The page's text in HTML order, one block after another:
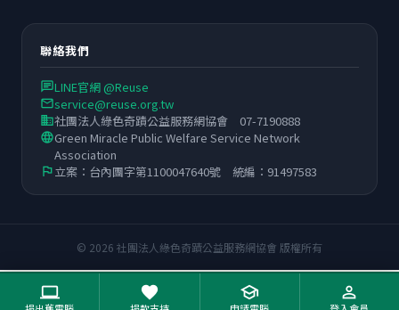
聯絡我們
chatLINE官網 @Reuse
emailservice@reuse.org.tw
business社團法人綠色奇蹟公益服務網協會 07-7190888
languageGreen Miracle Public Welfare Service Network
Association
flag立案：台內團字第1100047640號 統編：91497583
© 2026 社團法人綠色奇蹟公益服務網協會 版權所有
computer favorite school person_outline